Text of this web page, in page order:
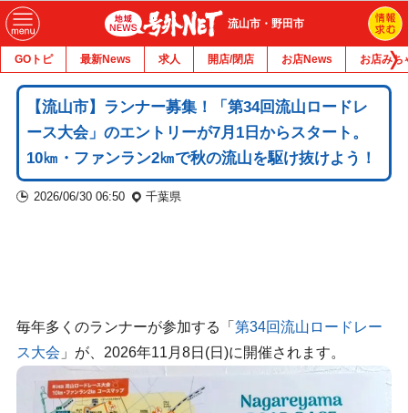
流山市・野田市
GOトピ 最新News 求人 開店/閉店 お店News お店みち
【流山市】ランナー募集！「第34回流山ロードレ
ース大会」のエントリーが7月1日からスタート。
10㎞・ファンラン2㎞で秋の流山を駆け抜けよう！
2026/06/30 06:50 千葉県
毎年多くのランナーが参加する「 第34回流山ロードレー
ス大会 」が、2026年11月8日(日)に開催されます。